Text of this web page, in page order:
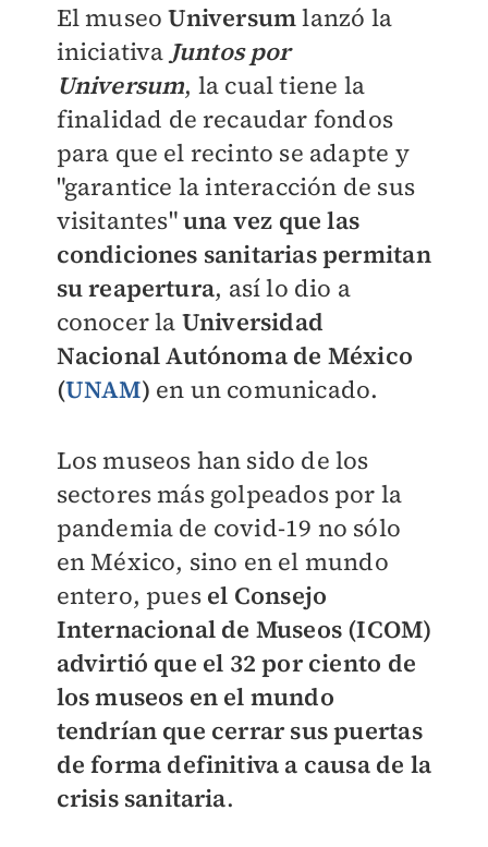
El museoUniversumlanzó la
iniciativaJuntos por
Universum, la cual tiene la
finalidad de recaudar fondos
para que el recinto se adapte y
"garantice la interacción de sus
visitantes"una vez que las
condiciones sanitarias permitan
su reapertura, así lo dio a
conocer la Universidad
Nacional Autónoma de México
(UNAM) en un comunicado.
Los museos han sido de los
sectores más golpeados por la
pandemia de covid-19 no sólo
en México, sino en el mundo
entero, pues el Consejo
Internacional de Museos (ICOM)
advirtió que el 32 por ciento de
los museos en el mundo
tendrían que cerrar sus puertas
de forma definitiva a causa de la
crisis sanitaria.